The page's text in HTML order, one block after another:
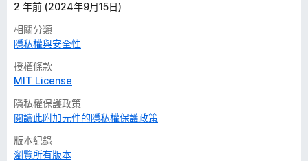
2 年前 (2024年9月15日)
相關分類
隱私權與安全性
授權條款
MIT License
隱私權保護政策
閱讀此附加元件的隱私權保護政策
版本紀錄
瀏覽所有版本